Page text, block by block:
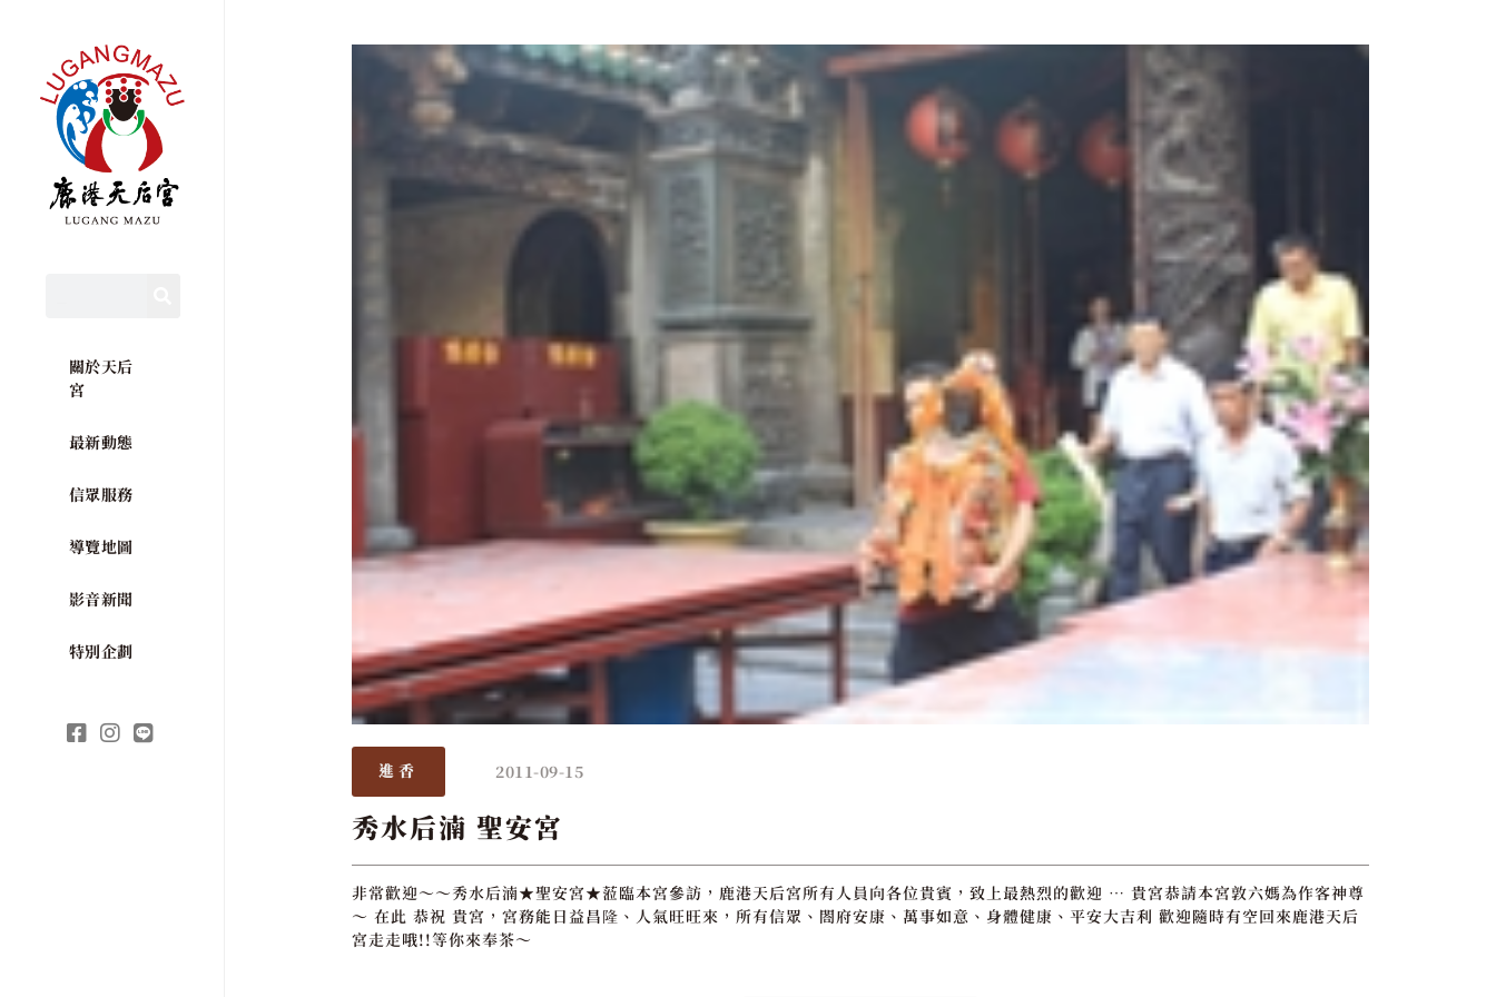
關於天后
宮
最新動態
信眾服務
導覽地圖
影音新聞
特別企劃
進香 2011-09-15
秀水后湳 聖安宮
非常歡迎～～秀水后湳★聖安宮★蒞臨本宮參訪，鹿港天后宮所有人員向各位貴賓，致上最熱烈的歡迎 … 貴宮恭請本宮敦六媽為作客神尊
～ 在此 恭祝 貴宮，宮務能日益昌隆、人氣旺旺來，所有信眾、閤府安康、萬事如意、身體健康、平安大吉利 歡迎隨時有空回來鹿港天后
宮走走哦!!等你來奉茶～